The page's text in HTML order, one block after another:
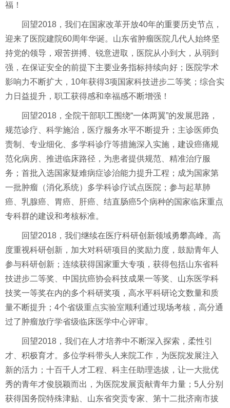
福！
回望2018，我们在国家改革开放40年的重要历史节点，
迎来了医院建院60周年华诞。山东省肿瘤医院几代人始终坚
持党的领导，艰苦拼搏、锐意进取，医院从小到大，从弱到
强，在保证安全的前提下主要业务指标持续向好；医院学术
影响力不断扩大，10年获得3项国家科技进步二等奖；综合实
力日益提升，职工获得感和幸福感不断增强！
回望2018，全院干部职工围绕“一体两翼”的发展思路，
规范诊疗、科学施治，医疗服务水平不断提升；主诊医师负
责制、专业细化、多学科诊疗等措施深入实施，建设癌痛规
范化病房、推进临床路径，为患者提供规范、精准治疗服
务；首批入选国家疑难病症诊治能力提升工程；成为国家第
一批肿瘤（消化系统）多学科诊疗试点医院；参与起草肺
癌、乳腺癌、胃癌、肝癌、结直肠癌5个病种的国家临床重点
专科群的建设和考核标准。
回望2018，我们继续在医疗科研创新领域勇攀高峰。高
度重视科研创新，加大对科研项目的奖励力度，鼓励青年人
参与科研创新；连续获得国家重大专项，获得包括山东省科
技进步二等奖、中国抗癌协会科技成果一等奖、山东医学科
技奖一等奖在内的多个科研奖项，高水平科研论文数量和质
量不断提升；4个省级重点实验室顺利通过现场考核，高分通
过了肿瘤放疗学省级临床医学中心评审。
回望2018，我们在人才培养中不断深入探索，柔性引
才、积极育才。多位学科带头人来院工作，为医院发展注入
新的活力；十百千人才工程、科主任助理选拔，让一大批优
秀的青年才俊脱颖而出，为医院发展贡献青年力量；5人分别
获得国务院特殊津贴、山东省突贡专家、第十二批济南市拔